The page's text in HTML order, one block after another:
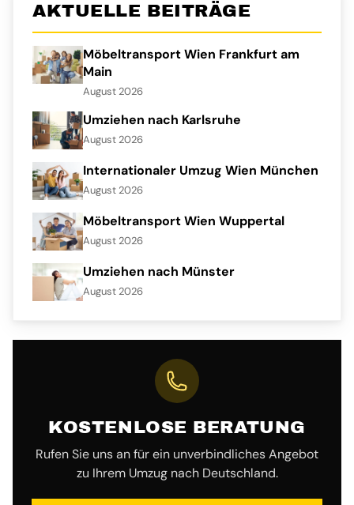
AKTUELLE BEITRÄGE
Möbeltransport Wien Frankfurt am
Main
August 2026
Umziehen nach Karlsruhe
August 2026
Internationaler Umzug Wien München
August 2026
Möbeltransport Wien Wuppertal
August 2026
Umziehen nach Münster
August 2026
KOSTENLOSE BERATUNG
Rufen Sie uns an für ein unverbindliches Angebot
zu Ihrem Umzug nach Deutschland.